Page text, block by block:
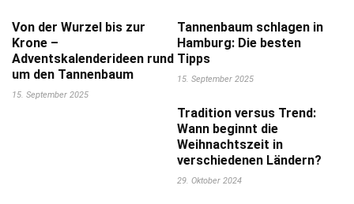
Von der Wurzel bis zur
Krone –
Adventskalenderideen rund
um den Tannenbaum
15. September 2025
Tannenbaum schlagen in
Hamburg: Die besten
Tipps
15. September 2025
Tradition versus Trend:
Wann beginnt die
Weihnachtszeit in
verschiedenen Ländern?
29. Oktober 2024